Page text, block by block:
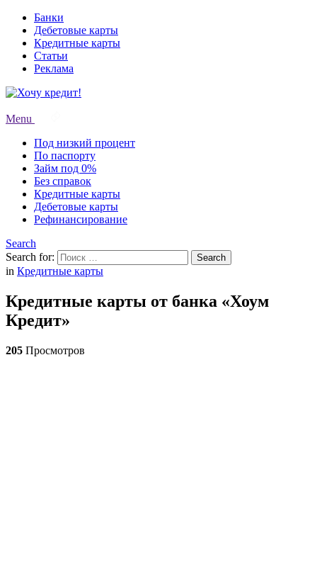
Банки
Дебетовые карты
Кредитные карты
Статьи
Реклама
Menu
Под низкий процент
По паспорту
Займ под 0%
Без справок
Кредитные карты
Дебетовые карты
Рефинансирование
Search
Search for:
Search
in Кредитные карты
Кредитные карты от банка «Хоум
Кредит»
205 Просмотров